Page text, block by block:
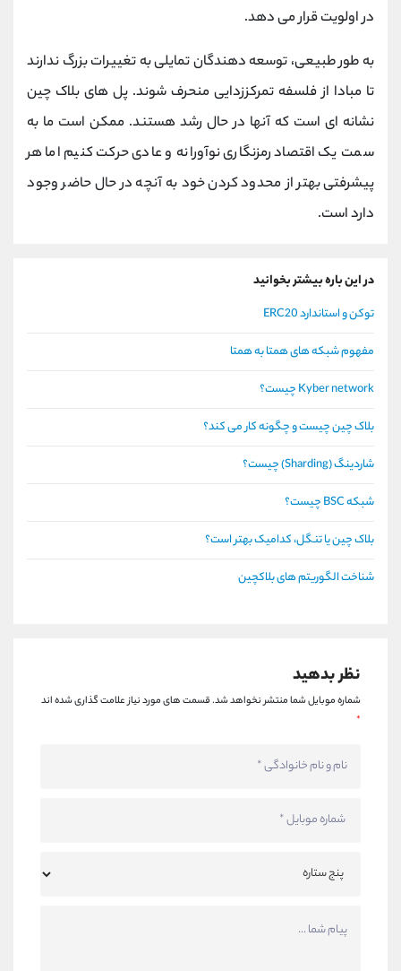
در اولویت قرار می دهد.
به طور طبیعی، توسعه دهندگان تمایلی به تغییرات بزرگ ندارند
تا مبادا از فلسفه تمرکززدایی منحرف شوند. پل های بلاک چین
نشانه ای است که آنها در حال رشد هستند. ممکن است ما به
سمت یک اقتصاد رمزنگاری نوآورانه و عادی حرکت کنیم اما هر
پیشرفتی بهتر از محدود کردن خود به آنچه در حال حاضر وجود
دارد است.
در این باره بیشتر بخوانید
توکن و استاندارد ERC20
مفهوم شبکه های همتا به همتا
Kyber network چیست؟
بلاک چین چیست و چگونه کار می کند؟
شاردینگ (Sharding) چیست؟
شبکه BSC چیست؟
بلاک چین یا تنگل، کدامیک بهتر است؟
شناخت الگوریتم های بلاکچین
نظر بدهید
شماره موبایل شما منتشر نخواهد شد.قسمت های مورد نیاز علامت گذاری شده اند
*